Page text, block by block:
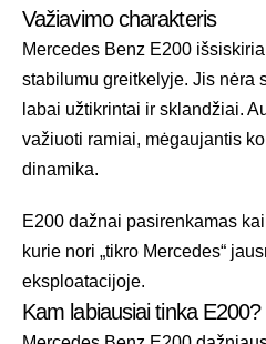
Važiavimo charakteris
Mercedes Benz E200
stabilumu greitkelyje. Jis nėra
labai užtikrintai ir sklandžiai.
važiuoti ramiai, mėgaujantis
dinamika.
E200 dažnai pasirenkamas
kurie nori „tikro Mercedes“
eksploatacijoje.
Kam labiausiai tinka E200?